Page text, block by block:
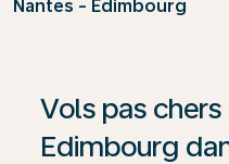
Nantes - Edimbourg
Vols pas
Edimbourg